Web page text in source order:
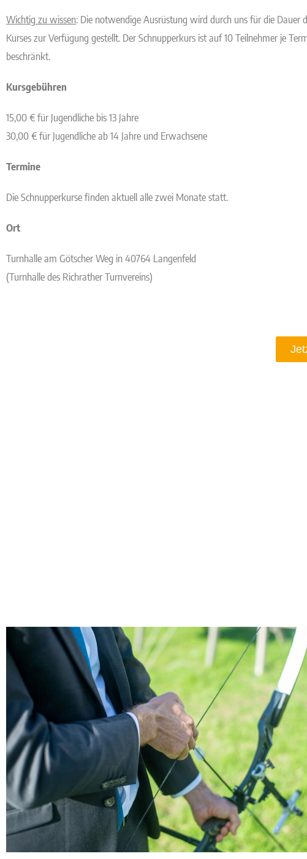
Wichtig zu wissen: Die notwendige Ausrüstung wird durch uns für die Dauer
Kurses zur Verfügung gestellt. Der Schnupperkurs ist auf 10 Teilnehmer je
beschränkt.
Kursgebühren
15,00 € für Jugendliche bis 13 Jahre
30,00 € für Jugendliche ab 14 Jahre und Erwachsene
Termine
Die Schnupperkurse finden aktuell alle zwei Monate statt.
Ort
Turnhalle am Götscher Weg in 40764 Langenfeld
(Turnhalle des Richrather Turnvereins)